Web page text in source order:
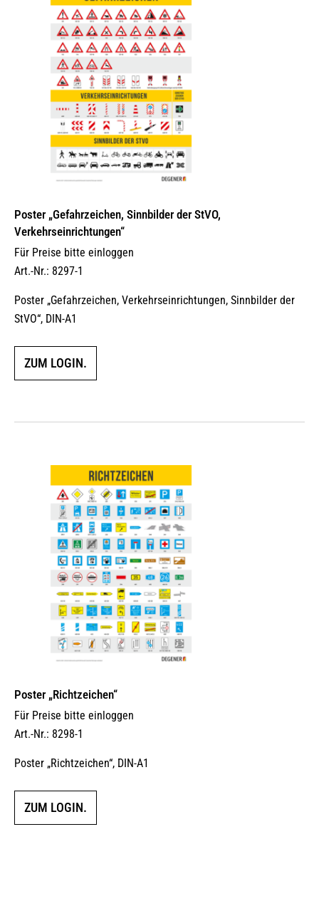
Poster „Gefahrzeichen, Sinnbilder der StVO,
Verkehrseinrichtungen“
Für Preise bitte einloggen
Art.-Nr.: 8297-1
Poster „Gefahrzeichen, Verkehrseinrichtungen, Sinnbilder der
StVO“, DIN-A1
ZUM LOGIN.
Poster „Richtzeichen“
Für Preise bitte einloggen
Art.-Nr.: 8298-1
Poster „Richtzeichen“, DIN-A1
ZUM LOGIN.